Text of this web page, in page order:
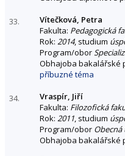
33.
Vítečková, Petra
Fakulta: Pedagogická
Rok: 2014, studium
Program/obor
Obhajoba bakalářské
příbuzné téma
34.
Vraspír, Jiří
Fakulta: Filozofická
Rok: 2011, studium
Program/obor
Obhajoba bakalářské